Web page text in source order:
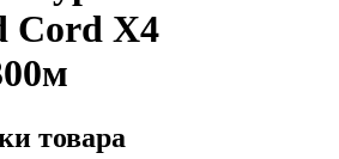
Cord X4
товара